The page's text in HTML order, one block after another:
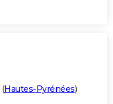
(Hautes-Pyrénées)